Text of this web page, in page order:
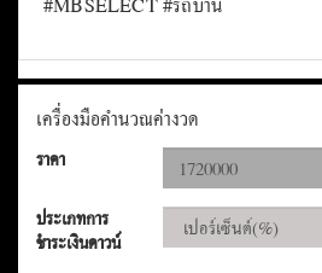
เครื่องมือคำนวณค่างวด
ราคา
ประเภทการ
ชำระเงินดาวน์